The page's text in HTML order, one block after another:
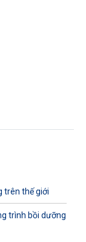
trên thế giới
trình bồi dưỡng